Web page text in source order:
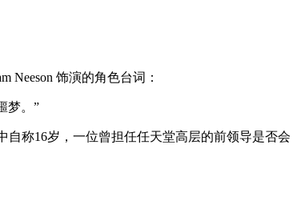
Neeson 饰演的角色台词：
梦。”
自称16岁，一位曾担任任天堂高层的前领导是否会